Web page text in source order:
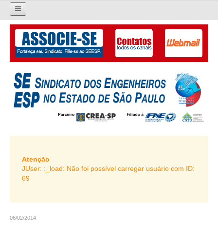
Pesquisar...
O SINDICATO
APRESENTAÇÃO
PALAVRA DO PRESIDENTE
DIRETORIA
LIVRO GESTÃO 2026-2029
SUBSEDES SINDICAIS
ORGANOGRAMA
Atenção
JUser: :_load: Não foi possível carregar usuário com ID:
69
06/02/2014